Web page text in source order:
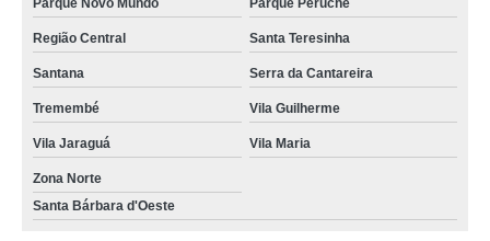
Parque Novo Mundo Parque Peruche
Região Central Santa Teresinha
Santana Serra da Cantareira
Tremembé Vila Guilherme
Vila Jaraguá Vila Maria
Zona Norte
Santa Bárbara d'Oeste